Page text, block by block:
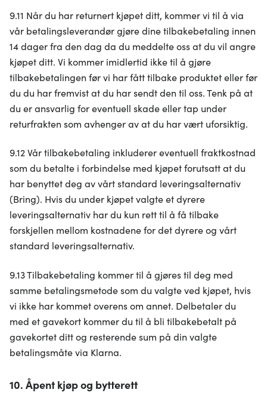
vårt, med partnerne våre innen sosiale medier,
annonsering og analysearbeid, som kan kombinere den
med annen informasjon du har gjort tilgjengelig for dem,
eller som de har samlet inn gjennom din bruk av
tjenestene deres.
9.11 Når du har returnert kjøpet ditt, kommer vi til å via
vår betalingsleverandør gjøre dine tilbakebetaling innen
14 dager fra den dag da du meddelte oss at du vil angre
kjøpet ditt. Vi kommer imidlertid ikke til å gjøre
tilbakebetalingen før vi har fått tilbake produktet eller før
du du har fremvist at du har sendt den til oss. Tenk på at
du er ansvarlig for eventuell skade eller tap under
returfrakten som avhenger av at du har vært uforsiktig.
9.12 Vår tilbakebetaling inkluderer eventuell fraktkostnad
som du betalte i forbindelse med kjøpet forutsatt at du
har benyttet deg av vårt standard leveringsalternativ
(Bring). Hvis du under kjøpet valgte et dyrere
leveringsalternativ har du kun rett til å få tilbake
forskjellen mellom kostnadene for det dyrere og vårt
standard leveringsalternativ.
9.13 Tilbakebetaling kommer til å gjøres til deg med
samme betalingsmetode som du valgte ved kjøpet, hvis
vi ikke har kommet overens om annet. Delbetaler du
med et gavekort kommer du til å bli tilbakebetalt på
gavekortet ditt og resterende sum på din valgte
betalingsmåte via Klarna.
10. Åpent kjøp og bytterett